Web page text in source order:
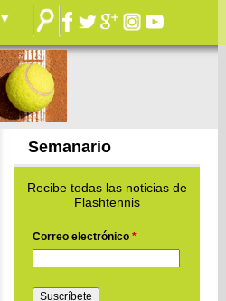
Semanario
Recibe todas las noticias de
Flashtennis
Correo electrónico *